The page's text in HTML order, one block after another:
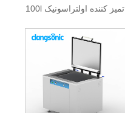
تمیز کننده اولتراسونیک 100l